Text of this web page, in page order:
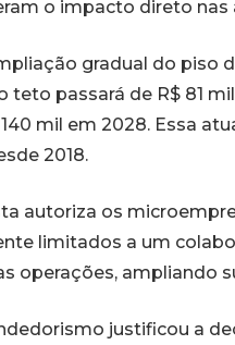
o impacto direto
gradual do piso
teto passará de R$ 81
mil em 2028. Essa
2018.
autoriza os
limitados a um
operações, ampliando
justificou a